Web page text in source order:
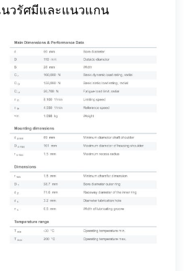
วรัศมีและแนวแกน